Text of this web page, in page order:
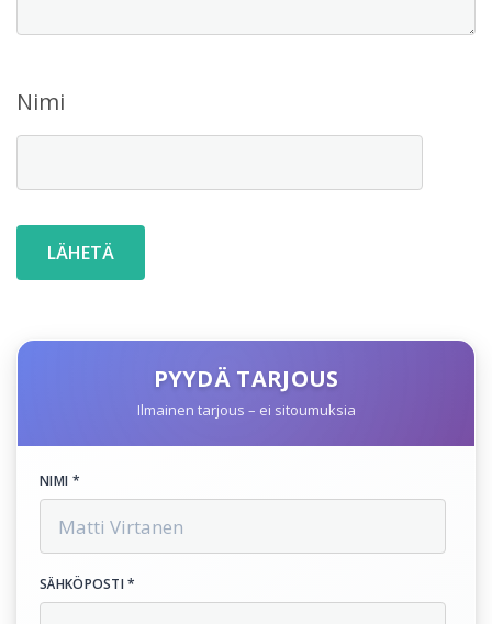
Nimi
PYYDÄ TARJOUS
Ilmainen tarjous – ei sitoumuksia
NIMI *
SÄHKÖPOSTI *